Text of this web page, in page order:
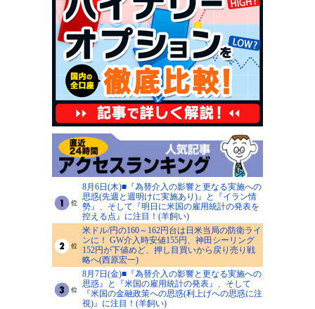
8月6日(木)■『為替介入の影響と更なる実施への
思惑(先週と週明けに実施あり)』と『イラン情
勢』、そして『明日に米国の雇用統計の発表を
控える点』に注目！(羊飼い)
米ドル/円の160～162円台は日米当局の防衛ライ
ンに！ GW介入時安値155円、神田シーリング
152円が下値めど、押し目買いから戻り売り戦
略へ(西原宏一)
8月7日(金)■『為替介入の影響と更なる実施への
思惑』と『米国の雇用統計の発表』、そして
『米国の金融政策への思惑(利上げへの思惑に注
視)』に注目！(羊飼い)